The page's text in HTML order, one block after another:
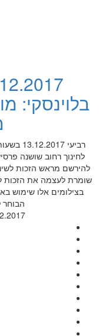
בלוינסקי:
להירשם מראש הזכות
שומרת לעצמה את הזכות
בצילומים אלו שימוש
הבוחר
13.12.2017 בשעה